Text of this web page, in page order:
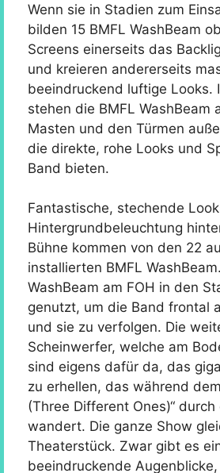
Wenn sie in Stadien zum
bilden 15 BMFL WashBeam
Screens einerseits das
und kreieren andererseits
beeindruckend luftige Looks.
stehen die BMFL WashBeam
Masten und den Türmen
die direkte, rohe Looks und
Band bieten.
Fantastische, stechende
Hintergrundbeleuchtung
Bühne kommen von den 22
installierten BMFL
WashBeam am FOH in den
genutzt, um die Band frontal
und sie zu verfolgen. Die
Scheinwerfer, welche am
sind eigens dafür da, das
zu erhellen, das während
(Three Different Ones)“
wandert. Die ganze Show
Theaterstück. Zwar gibt es
beeindruckende